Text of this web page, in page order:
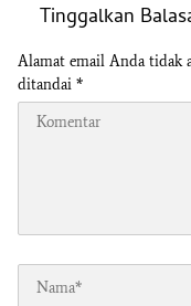
Tinggalkan
Alamat email Anda tidak
ditandai *